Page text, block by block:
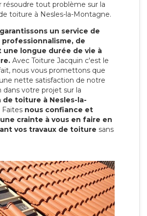
résoudre tout problème sur la
toiture à Nesles-la-Montagne.
un service de
de
une longue durée de vie à
Avec Toiture Jacquin c'est le
nous vous promettons que
nette satisfaction de notre
dans votre projet sur la
de toiture à Nesles-la-
Faites nous confiance et
crainte à vous en faire en
vos travaux de toiture sans